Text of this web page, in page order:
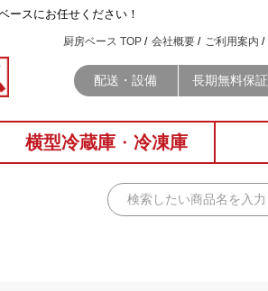
ースにお任せください！
厨房ベース TOP 会社概要 ご利用案内
配送・設備 長期無料保証
横型冷蔵庫 ・ 冷凍庫